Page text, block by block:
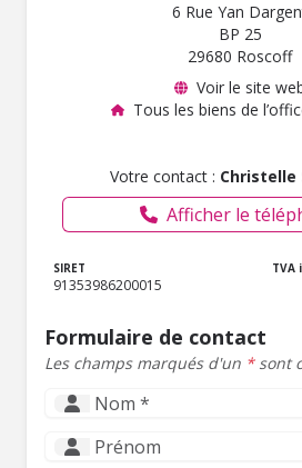
6 Rue Yan
BP 25
29680 Roscoff
Voir le site
Tous les biens de
Votre contact : Christelle
Afficher le
SIRET
91353986200015
Formulaire de contact
Les champs marqués d'un *sont